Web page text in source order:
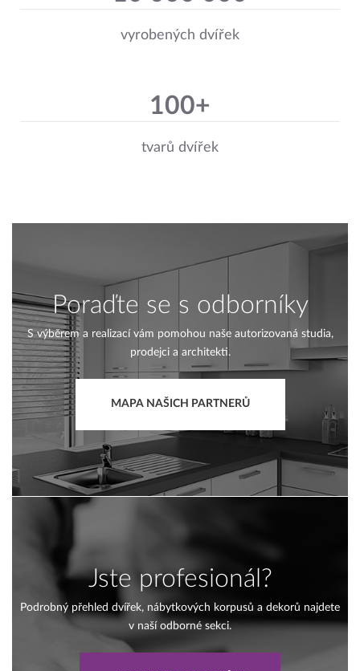
vyrobených dvířek
100+
tvarů dvířek
Poraďte se s odborníky
S výběrem a realizací vám pomohou naše autorizovaná studia,
prodejci a architekti.
MAPA NAŠICH PARTNERŮ
Jste profesionál?
Podrobný přehled dvířek, nábytkových korpusů a dekorů najdete
v naší odborné sekci.